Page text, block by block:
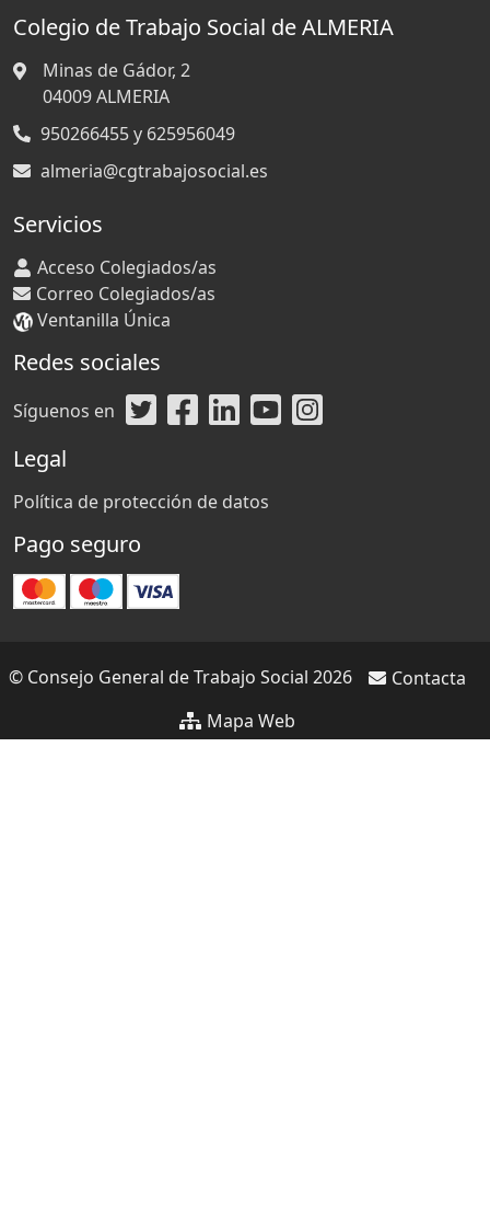
Colegio de Trabajo Social de ALMERIA
Minas de Gádor, 2
04009ALMERIA
950266455 y 625956049
almeria@cgtrabajosocial.es
Servicios
Acceso Colegiados/as
Correo Colegiados/as
Ventanilla Única
Redes sociales
Síguenos en
Legal
Política de protección de datos
Pago seguro
© Consejo General de Trabajo Social 2026
Contacta
Mapa Web